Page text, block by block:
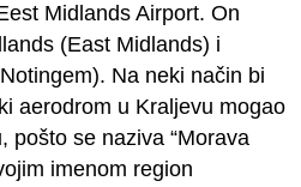
Midlands Airport. On
(East Midlands) i
Na neki način bi
aerodrom u Kraljevu mogao
pošto se naziva “Morava
imenom region